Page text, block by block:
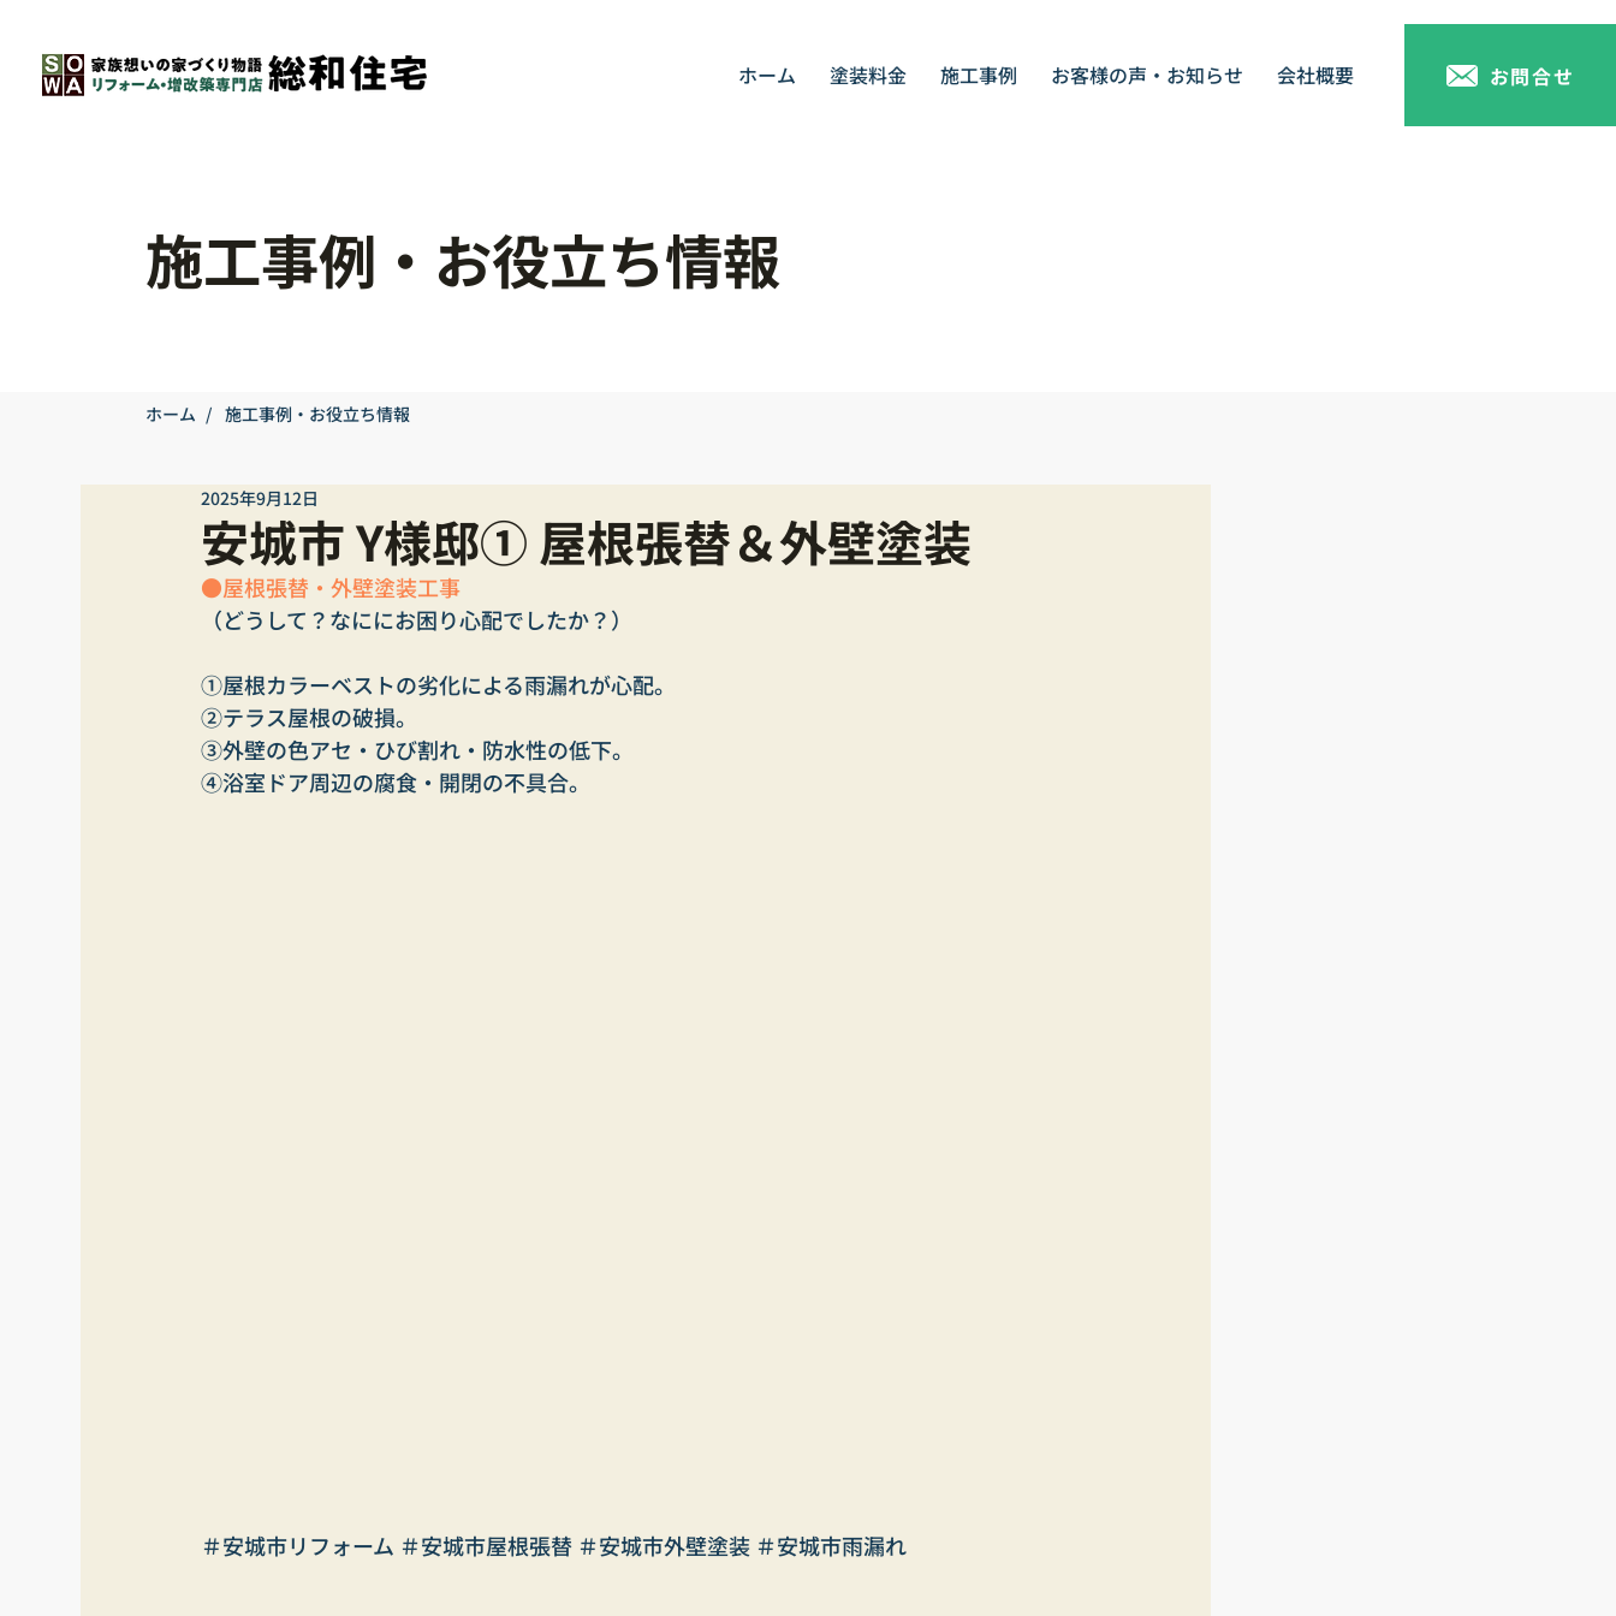
ホーム 塗装料金 施工事例 お客様の声・お知らせ 会社概要 お問合せ
施工事例・お役立ち情報
安城市 Y様邸① 屋根張替＆外壁塗装
2025年9月12日
●屋根張替・外壁塗装工事
（どうして？なににお困り心配でしたか？）
①屋根カラーベストの劣化による雨漏れが心配。
②テラス屋根の破損。
③外壁の色アセ・ひび割れ・防水性の低下。
④浴室ドア周辺の腐食・開閉の不具合。
＃安城市リフォーム ＃安城市屋根張替 ＃安城市外壁塗装 ＃安城市雨漏れ
ホーム / 施工事例・お役立ち情報